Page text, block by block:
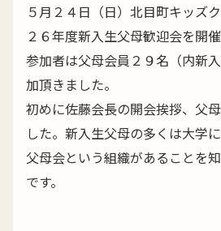
５月２４日（日）北目町キッズ
２６年度新入生父母歓迎会を開催
参加者は父母会員２９名（内新
加頂きました。
初めに佐藤会長の開会挨拶、父
した。新入生父母の多くは大学
父母会という組織があることを
です。